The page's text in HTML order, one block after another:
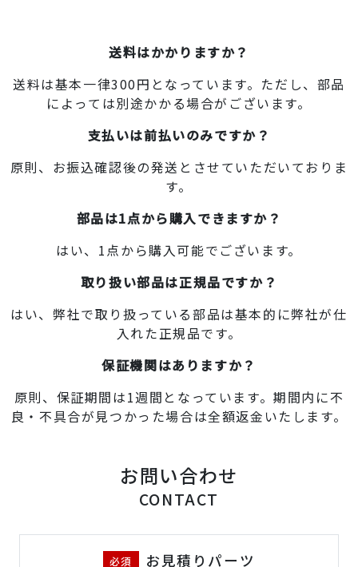
送料はかかりますか？
送料は基本一律300円となっています。ただし、部品
によっては別途かかる場合がございます。
支払いは前払いのみですか？
原則、お振込確認後の発送とさせていただいておりま
す。
部品は1点から購入できますか？
はい、1点から購入可能でございます。
取り扱い部品は正規品ですか？
はい、弊社で取り扱っている部品は基本的に弊社が仕
入れた正規品です。
保証機関はありますか？
原則、保証期間は1週間となっています。期間内に不
良・不具合が見つかった場合は全額返金いたします。
お問い合わせ
CONTACT
必須 お見積りパーツ